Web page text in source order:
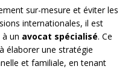
sur-mesure et éviter les
internationales, il est
un avocat spécialisé. Ce
élaborer une stratégie
et familiale, en tenant